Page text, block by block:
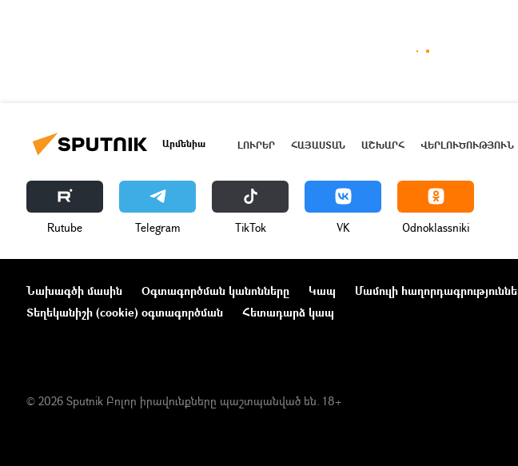
Արմենիա ԼՈՒՐԵՐ ՀԱՅԱՍՏԱՆ ԱՇԽԱՐՀ ՎԵՐԼՈՒԾՈՒԹՅՈՒՆ
Rutube Telegram ТikТоk VK Odnoklassniki
Նախագծի մասին Օգտագործման կանոնները Կապ Մամուլի
Տեղեկանիշի (cookie) օգտագործման
Հետադարձ կապ
© 2026 Sputnik Բոլոր իրավունքները պաշտպանված են. 18+